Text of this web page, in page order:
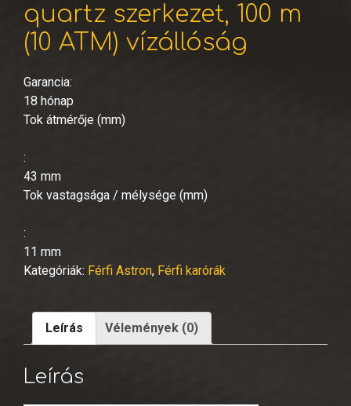
quartz szerkezet, 100 m
(10 ATM) vízállóság
Garancia:
18 hónap
Tok átmérője (mm)
:
43 mm
Tok vastagsága / mélysége (mm)
:
11 mm
Kategóriák: Férfi Astron, Férfi karórák
Leírás Vélemények (0)
Leírás